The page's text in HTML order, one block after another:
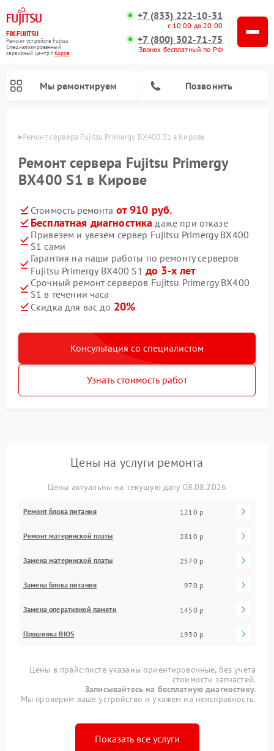
FIX-FUJITSU
Ремонт устройств Fujitsu
Специализированный
cервисный центр г.Киров
+7 (833) 222-10-31
с 10:00 до 20:00
+7 (800) 302-71-75
Звонок бесплатный по РФ
Мы ремонтируем Позвонить
Ремонт сервера Fujitsu Primergy BX400 S1 в Кирове
Ремонт сервера Fujitsu Primergy
BX400 S1 в Кирове
Стоимость ремонта от 910 руб.
Бесплатная диагностика даже при отказе
Привезем и увезем сервер Fujitsu Primergy BX400
S1 сами
Гарантия на наши работы по ремонту серверов
Fujitsu Primergy BX400 S1 до 3-х лет
Срочный ремонт серверов Fujitsu Primergy BX400
S1 в течении часа
Скидка для вас до 20%
Консультация со специалистом
Узнать стоимость работ
Цены на услуги ремонта
Цены актуальны на текущую дату 08.08.2026
Ремонт блока питания 1210 р
Ремонт материнской платы 2810 р
Замена материнской платы 2570 р
Замена блока питания 970 р
Замена оперативной памяти 1450 р
Прошивка BIOS 1930 р
Цены в прайс-листе указаны ориентировочные, без учета
стоимости запчастей.
Записывайтесь на бесплатную диагностику.
Мы проверим ваше устройство и укажем на неисправность.
Показать все услуги